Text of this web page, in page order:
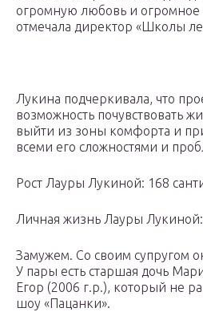
огромную любовь и
отмечала директор «Школы
Лукина подчеркивала, что
возможность почувствовать
выйти из зоны комфорта и
всеми его сложностями и
Рост Лауры Лукиной: 168
Личная жизнь Лауры Лукиной:
Замужем. Со своим супругом
У пары есть старшая дочь
Егор (2006 г.р.), который не
шоу «Пацанки».